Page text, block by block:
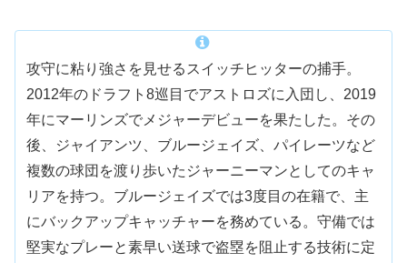
攻守に粘り強さを見せるスイッチヒッターの捕手。
2012年のドラフト8巡目でアストロズに入団し、2019
年にマーリンズでメジャーデビューを果たした。その
後、ジャイアンツ、ブルージェイズ、パイレーツなど
複数の球団を渡り歩いたジャーニーマンとしてのキャ
リアを持つ。ブルージェイズでは3度目の在籍で、主
にバックアップキャッチャーを務めている。守備では
堅実なプレーと素早い送球で盗塁を阻止する技術に定